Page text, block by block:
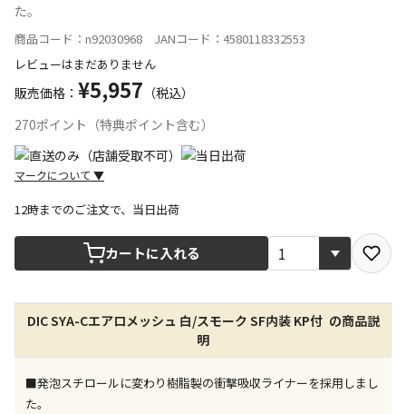
た。
商品コード：n92030968 JANコード：4580118332553
レビューはまだありません
販売価格： ¥5,957 （税込）
270ポイント（特典ポイント含む）
マークについて ▼
宅配や店舗受取を選択できる商品です
店舗のみで受取できる商品です（宅配便でのお届けが
できません）
※同時購入の商品は、全て同じ店舗での受取となりま
す
特定の店舗のみで受取ができる商品です（宅配便での
12時までのご注文で、当日出荷
カートに入れる
DIC SYA-Cエアロメッシュ 白/スモーク SF内装 KP付 の商品説
明
■発泡スチロールに変わり樹脂製の衝撃吸収ライナーを採用しまし
た。